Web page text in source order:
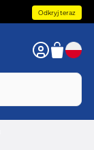
Odkryj teraz